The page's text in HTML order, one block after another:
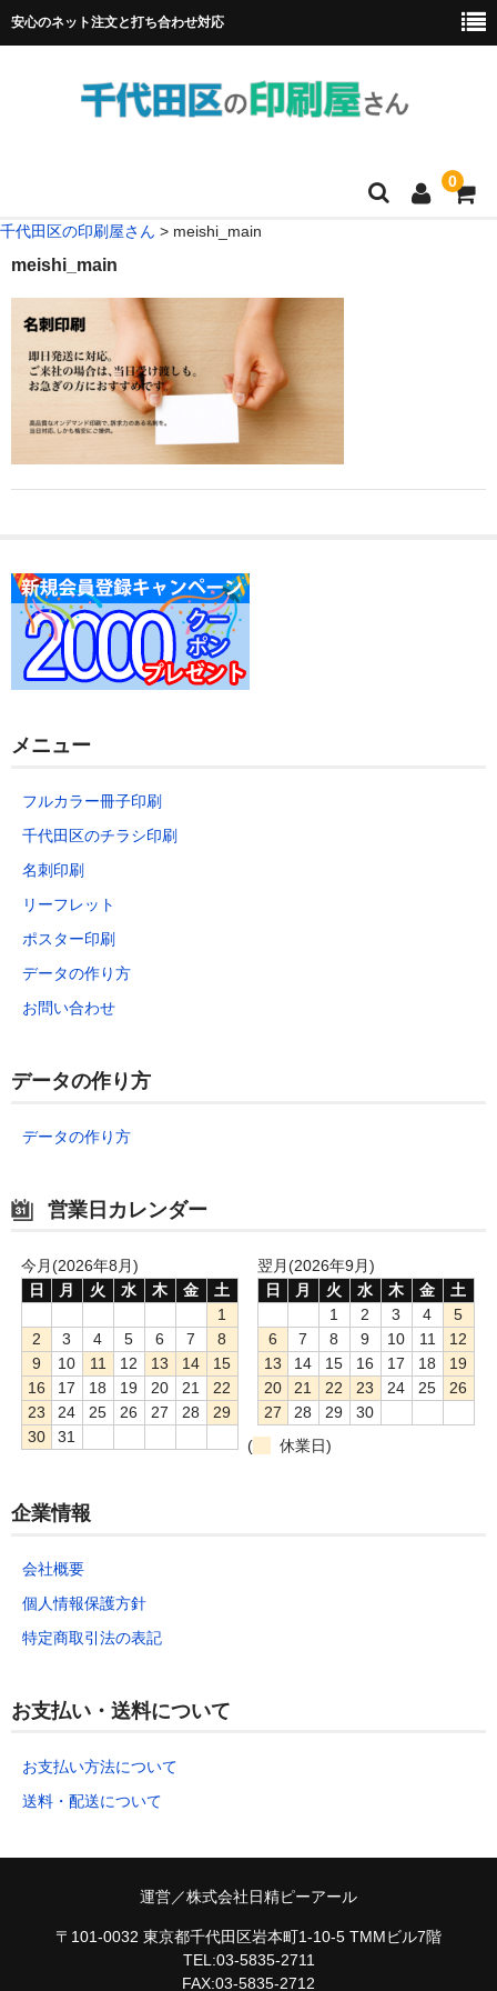
安心のネット注文と打ち合わせ対応
0
フルカラー冊子印刷
名刺
リーフレット
お問い合わせ
千代田区の印刷屋さん > meishi_main
meishi_main
メニュー
フルカラー冊子印刷
千代田区のチラシ印刷
名刺印刷
リーフレット
ポスター印刷
データの作り方
お問い合わせ
データの作り方
データの作り方
営業日カレンダー
今月(2026年8月)
日
月 火 水 木 金
土
1
2
3 4 5 6 7
8
9
10 11 12 13 14
15
16
17 18 19 20 21
22
23
24 25 26 27 28
29
30
31
翌月(2026年9月)
日
月 火 水 木 金
土
1
2 3 4
5
6
7 8 9 10 11
12
13
14 15 16 17 18
19
20
21 22 23 24 25
26
27
28 29
30
(
休業日)
企業情報
会社概要
個人情報保護方針
特定商取引法の表記
お支払い・送料について
お支払い方法について
送料・配送について
運営／株式会社日精ピーアール
〒101-0032 東京都千代田区岩本町1-10-5 TMMビル7階
TEL:03-5835-2711
FAX:03-5835-2712